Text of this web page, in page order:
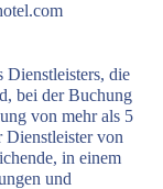
Dienstleisters, die
bei der Buchung
von mehr als 5
Dienstleister von
in einem
und